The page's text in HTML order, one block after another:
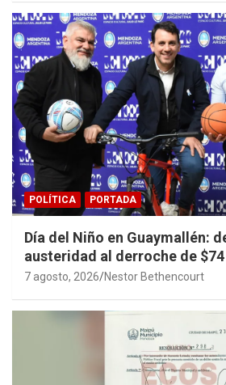
POLÍTICA PORTADA
Día del Niño en Guaymallén:
austeridad al derroche de
7 agosto, 2026 Nestor Bethencourt